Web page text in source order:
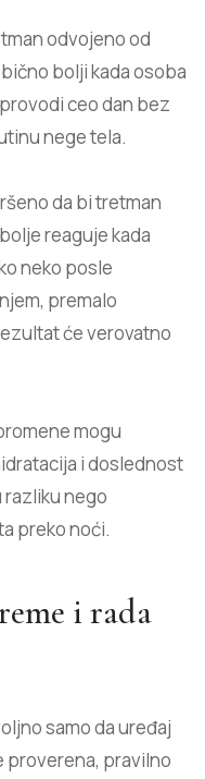
odvojeno od
bolji kada osoba
ceo dan bez
nege tela.
da bi tretman
reaguje kada
neko posle
premalo
će verovatno
mogu
i doslednost
nego
preko noći.
i rada
samo da uređaj
proverena, pravilno